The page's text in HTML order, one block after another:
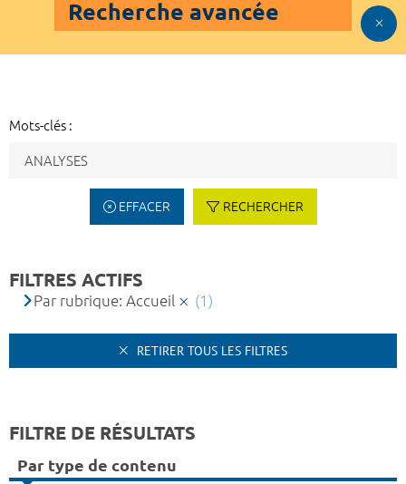
Recherche avancée
Mots-clés :
EFFACER RECHERCHER
FILTRES ACTIFS
Par rubrique: Accueil (1)
RETIRER TOUS LES FILTRES
FILTRE DE RÉSULTATS
Par type de contenu